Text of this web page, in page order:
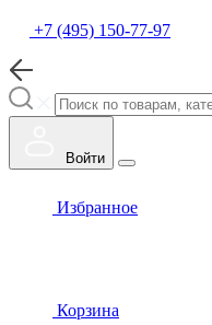
+7 (495) 150-77-97
Войти
Избранное
Корзина